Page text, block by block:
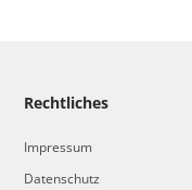
Rechtliches
Impressum
Datenschutz